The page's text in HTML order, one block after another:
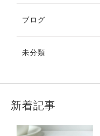
ブログ
未分類
新着記事